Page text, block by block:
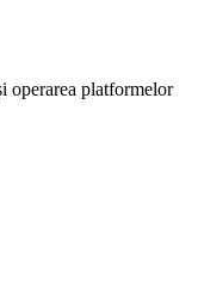
operarea platformelor